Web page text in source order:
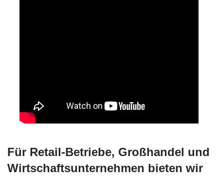
Für Retail-Betriebe, Großhandel und
Wirtschaftsunternehmen bieten wir